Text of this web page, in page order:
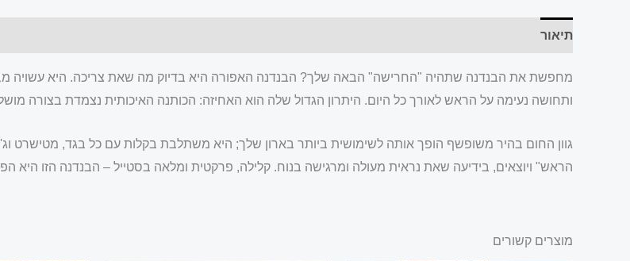
תיאור
מחפשת את הבנדנה שתהיה "החרישה" הבאה שלך? הבנדנה האפורה היא בדיוק מה שאת צריכה. היא עשויה מבד
ותחושה נעימה על הראש לאורך כל היום. היתרון הגדול שלה הוא האחיזה: הכותנה האיכותית נצמדת בצורה
גוון החום בהיר משופשף הופך אותה לשימושית ביותר בארון שלך; היא משתלבת בקלות עם כל בגד, מטישרט
הראש" ויוצאים, בידיעה שאת נראית מעולה ומרגישה בנוח. קלילה, פרקטית ומלאה בסטייל – הבנדנה הזו
מוצרים קשורים